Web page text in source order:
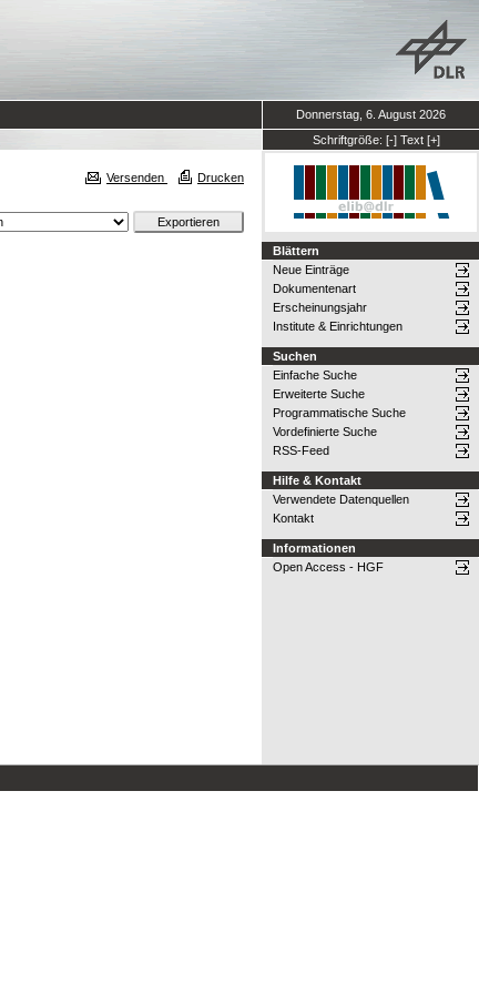
Donnerstag, 6. August 2026
Schriftgröße: [-] Text [+]
Versenden Drucken
Blättern
Neue Einträge
Dokumentenart
Erscheinungsjahr
Institute & Einrichtungen
Suchen
Einfache Suche
Erweiterte Suche
Programmatische Suche
Vordefinierte Suche
RSS-Feed
Hilfe & Kontakt
Verwendete Datenquellen
Kontakt
Informationen
Open Access - HGF